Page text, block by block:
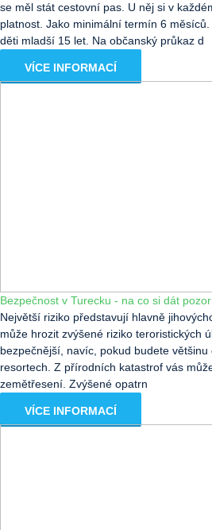
se měl stát cestovní pas. U něj si v
platnost. Jako minimální termín 6
děti mladší 15 let. Na občanský průkaz d
VÍCE INFORMACÍ
Bezpečnost v Turecku - na co si dát pozor
Největší riziko představují hlavně
může hrozit zvýšené riziko teroristických
bezpečnější, navíc, pokud budete většinu
resortech. Z přírodních katastrof vás
zemětřesení. Zvýšené opatrn
VÍCE INFORMACÍ